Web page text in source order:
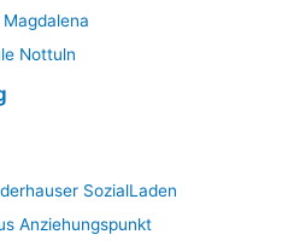
Nottuln
SozialLaden
Anziehungspunkt